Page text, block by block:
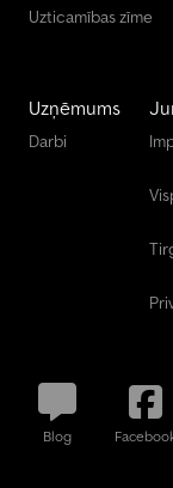
Uzticamības zīme
Uzņēmums
Darbi
Blog